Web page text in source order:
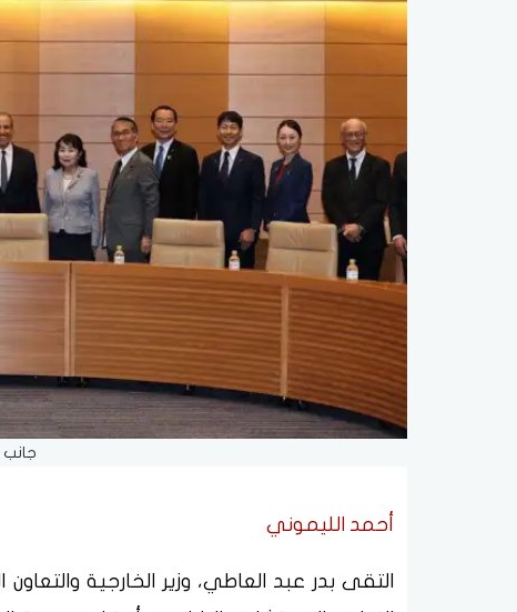
جانب
أحمد الليموني
التقى بدر عبد العاطي، وزير الخارجية